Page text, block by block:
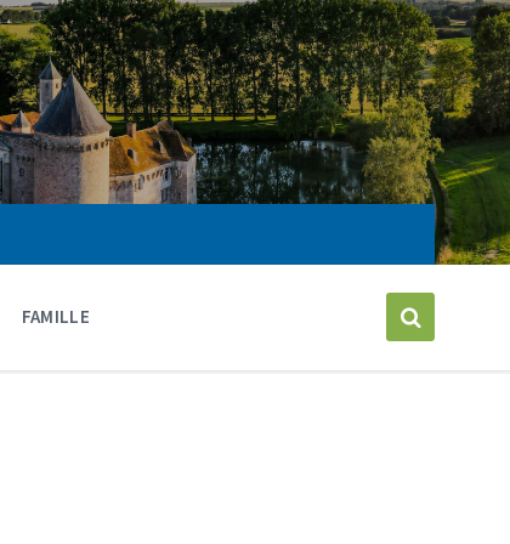
FAMILLE